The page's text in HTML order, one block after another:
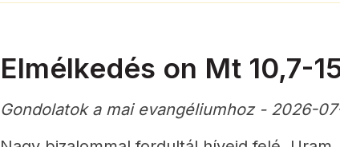
Elmélkedés on Mt 10,7-
Gondolatok a mai evangéliumhoz - 2026-